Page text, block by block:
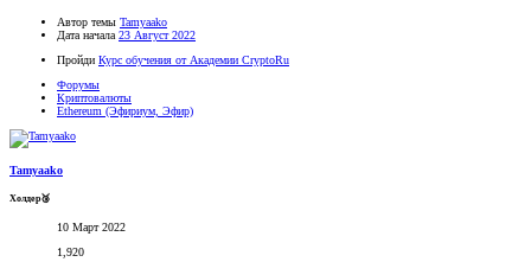
Автор темы Tamyaako
Дата начала 23 Август 2022
Пройди Курс обучения от Академии CryptoRu
Форумы
Криптовалюты
Ethereum (Эфириум, Эфир)
Tamyaako
Холдер🥉
10 Март 2022
1,920